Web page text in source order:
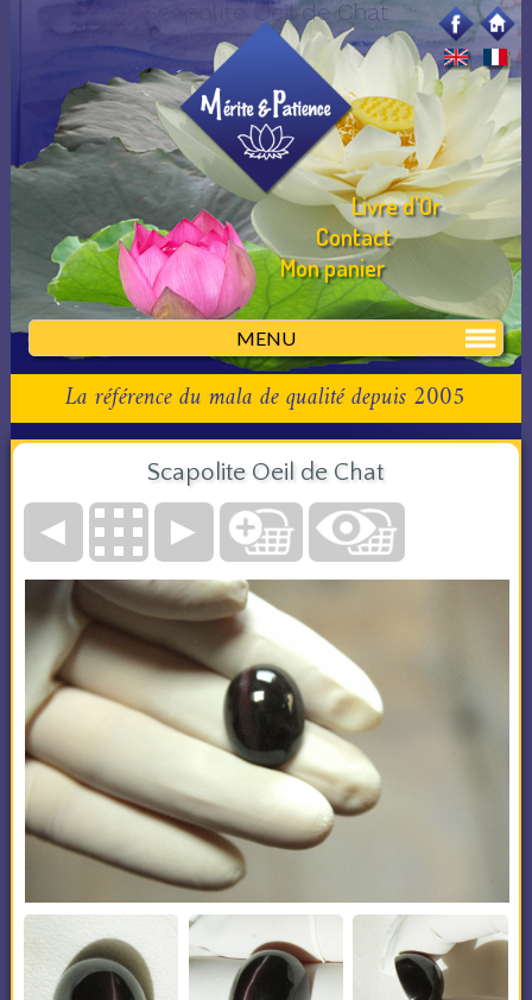
Scapolite Oeil de Chat
MENU
Livre d'Or
Contact
Mon panier
La référence du mala de qualité depuis 2005
Scapolite Oeil de Chat
◄ ►